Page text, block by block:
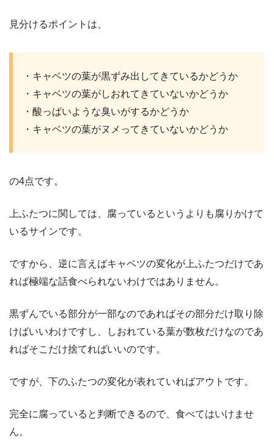
見分けるポイントは、
・キャベツの葉が黒ずみ出してきているかどうか
・キャベツの葉がしおれてきていないかどうか
・酸っぱいような臭いがするかどうか
・キャベツの葉がヌメってきていないかどうか
の4点です。
上ふたつに関しては、腐っているというよりも腐りかけて
いるサインです。
ですから、逆に言えばキャベツの変化が上ふたつだけであ
れば極端な話食べられないわけではありません。
黒ずんでいる部分が一部なのであればその部分だけ取り除
けばいいわけですし、しおれている葉が数枚だけなのであ
ればそこだけ捨てればいいのです。
ですが、下のふたつの変化が表れていればアウトです。
完全に腐っていると判断できるので、食べてはいけませ
ん。